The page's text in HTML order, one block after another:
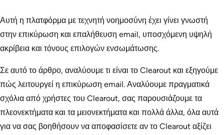
Αυτή η πλατφόρμα με τεχνητή νοημοσύνη έχει γίνει γνωστή
στην επικύρωση και επαλήθευση email, υποσχόμενη υψηλή
ακρίβεια και τόνους επιλογών ενσωμάτωσης.
Σε αυτό το άρθρο, αναλύουμε τι είναι το Clearout και εξηγούμε
πώς λειτουργεί η επικύρωση email. Αναλύουμε πραγματικά
σχόλια από χρήστες του Clearout, σας παρουσιάζουμε τα
πλεονεκτήματα και τα μειονεκτήματα και πολλά άλλα, όλα αυτά
για να σας βοηθήσουν να αποφασίσετε αν το Clearout αξίζει